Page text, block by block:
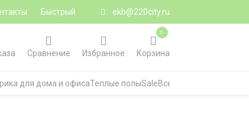
Быстрый
ekb@220city.ru
Сравнение Избранное Корзина
0
для дома и офисаТеплые полыSaleВсе категории